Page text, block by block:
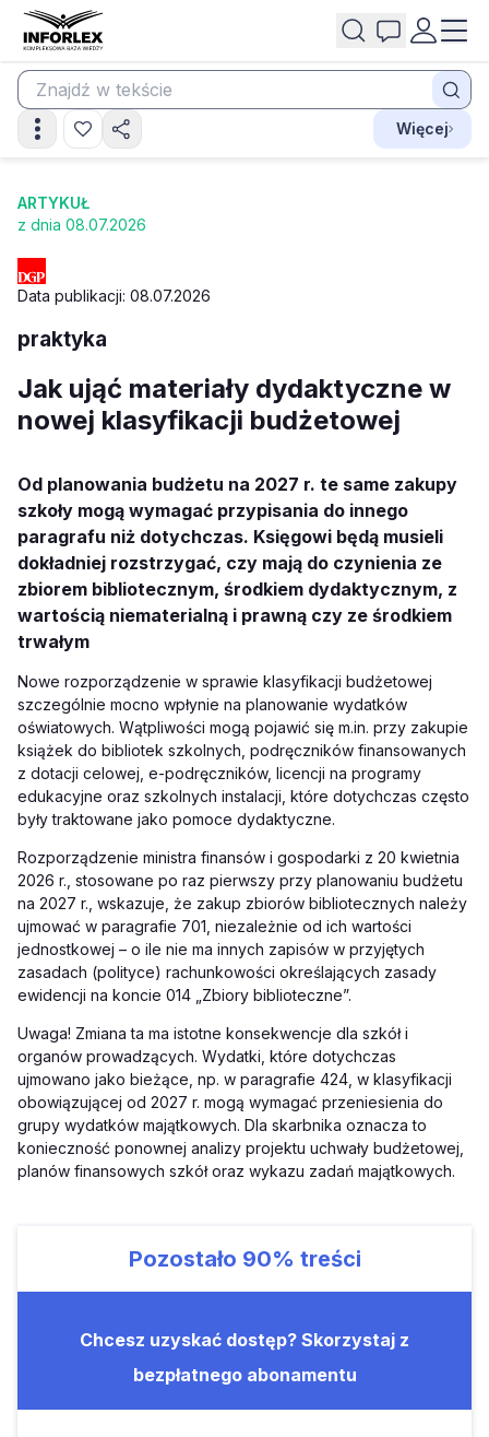
Więcej
ARTYKUŁ
z dnia 08.07.2026
Data publikacji: 08.07.2026
praktyka
Jak ująć materiały dydaktyczne w
nowej klasyfikacji budżetowej
Od planowania budżetu na 2027 r. te same zakupy
szkoły mogą wymagać przypisania do innego
paragrafu niż dotychczas. Księgowi będą musieli
dokładniej rozstrzygać, czy mają do czynienia ze
zbiorem bibliotecznym, środkiem dydaktycznym, z
wartością niematerialną i prawną czy ze środkiem
trwałym
Nowe rozporządzenie w sprawie klasyfikacji budżetowej
szczególnie mocno wpłynie na planowanie wydatków
oświatowych. Wątpliwości mogą pojawić się m.in. przy zakupie
książek do bibliotek szkolnych, podręczników finansowanych
z dotacji celowej, e-podręczników, licencji na programy
edukacyjne oraz szkolnych instalacji, które dotychczas często
były traktowane jako pomoce dydaktyczne.
Rozporządzenie ministra finansów i gospodarki z 20 kwietnia
2026 r., stosowane po raz pierwszy przy planowaniu budżetu
na 2027 r., wskazuje, że zakup zbiorów bibliotecznych należy
ujmować w paragrafie 701, niezależnie od ich wartości
jednostkowej – o ile nie ma innych zapisów w przyjętych
zasadach (polityce) rachunkowości określających zasady
ewidencji na koncie 014 „Zbiory biblioteczne”.
Uwaga! Zmiana ta ma istotne konsekwencje dla szkół i
organów prowadzących. Wydatki, które dotychczas
ujmowano jako bieżące, np. w paragrafie 424, w klasyfikacji
obowiązującej od 2027 r. mogą wymagać przeniesienia do
grupy wydatków majątkowych. Dla skarbnika oznacza to
konieczność ponownej analizy projektu uchwały budżetowej,
planów finansowych szkół oraz wykazu zadań majątkowych.
Pozostało 90% treści
Chcesz uzyskać dostęp? Skorzystaj z
bezpłatnego abonamentu